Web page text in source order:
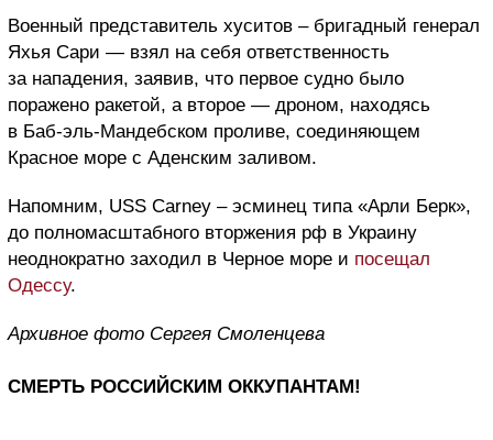
Военный представитель хуситов – бригадный генерал
Яхья Сари — взял на себя ответственность
за нападения, заявив, что первое судно было
поражено ракетой, а второе — дроном, находясь
в Баб-эль-Мандебском проливе, соединяющем
Красное море с Аденским заливом.
Напомним, USS Carney – эсминец типа «Арли Берк»,
до полномасштабного вторжения рф в Украину
неоднократно заходил в Черное море и посещал
Одессу.
Архивное фото Сергея Смоленцева
СМЕРТЬ РОССИЙСКИМ ОККУПАНТАМ!